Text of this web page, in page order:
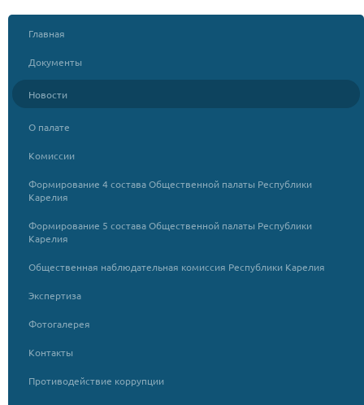
Главная
Документы
Новости
О палате
Комиссии
Формирование 4 состава Общественной палаты Республики
Карелия
Формирование 5 состава Общественной палаты Республики
Карелия
Общественная наблюдательная комиссия Республики Карелия
Экспертиза
Фотогалерея
Контакты
Противодействие коррупции